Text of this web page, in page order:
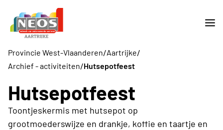
Provincie West-Vlaanderen/Aartrijke/
Archief - activiteiten/Hutsepotfeest
Hutsepotfeest
Toontjeskermis met hutsepot op
grootmoederswijze en drankje, koffie en taartje en